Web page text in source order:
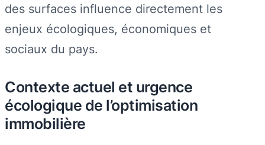
des surfaces influence directement les
enjeux écologiques, économiques et
sociaux du pays.
Contexte actuel et urgence
écologique de l’optimisation
immobilière